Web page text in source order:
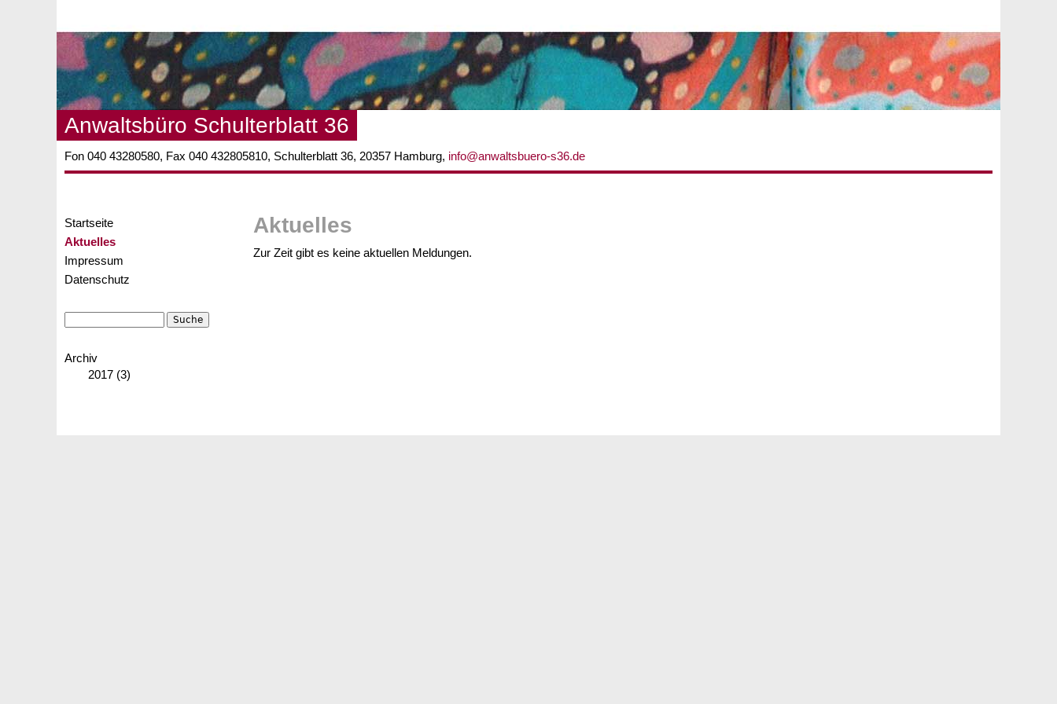
Anwaltsbüro Schulterblatt 36
Fon 040 43280580, Fax 040 432805810, Schulterblatt 36, 20357 Hamburg, info@anwaltsbuero-s36.de
Aktuelles
Zur Zeit gibt es keine aktuellen Meldungen.
Startseite
Aktuelles
Impressum
Datenschutz
Suchformular
Archiv
2017 (3)